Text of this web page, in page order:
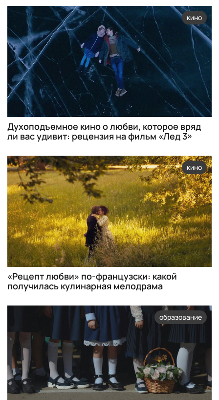
кино
Духоподъемное кино о любви, которое вряд
ли вас удивит: рецензия на фильм «Лед 3»
кино
«Рецепт любви» по-французски: какой
получилась кулинарная мелодрама
образование